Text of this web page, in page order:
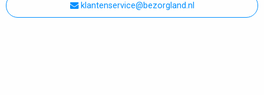
klantenservice@bezorgland.nl